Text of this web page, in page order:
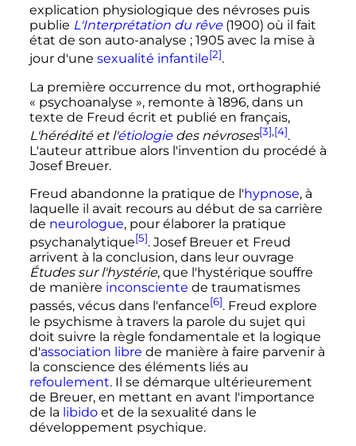
explication physiologique des névroses puis
publie L'Interprétation du rêve(1900) où il fait
état de son auto-analyse ; 1905 avec la mise à
jour d'une sexualité infantile[2].
La première occurrence du mot, orthographié
« psychoanalyse », remonte à 1896, dans un
texte de Freud écrit et publié en français,
L'hérédité et l'étiologiedes névroses[3],[4].
L'auteur attribue alors l'invention du procédé à
Josef Breuer.
Freud abandonne la pratique de l'hypnose, à
laquelle il avait recours au début de sa carrière
de neurologue, pour élaborer la pratique
psychanalytique[5]. Josef Breuer et Freud
arrivent à la conclusion, dans leur ouvrage
Études sur l'hystérie, que l'hystérique souffre
de manière inconsciente de traumatismes
passés, vécus dans l'enfance[6]. Freud explore
le psychisme à travers la parole du sujet qui
doit suivre la règle fondamentale et la logique
d'association libre de manière à faire parvenir à
la conscience des éléments liés au
refoulement. Il se démarque ultérieurement
de Breuer, en mettant en avant l'importance
de la libidoet de la sexualité dans le
développement psychique.